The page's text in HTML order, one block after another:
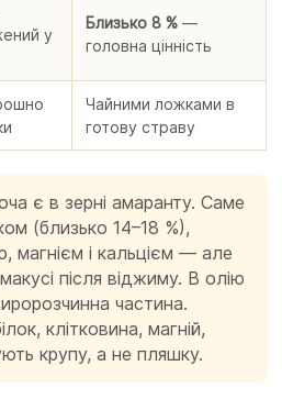
у
Близько 8 % —
головна цінність
Чайними ложками в
готову страву
є в зерні амаранту. Саме
(близько 14–18 %),
магнієм і кальцієм — але
після віджиму. В олію
частина.
клітковина, магній,
крупу, а не пляшку.